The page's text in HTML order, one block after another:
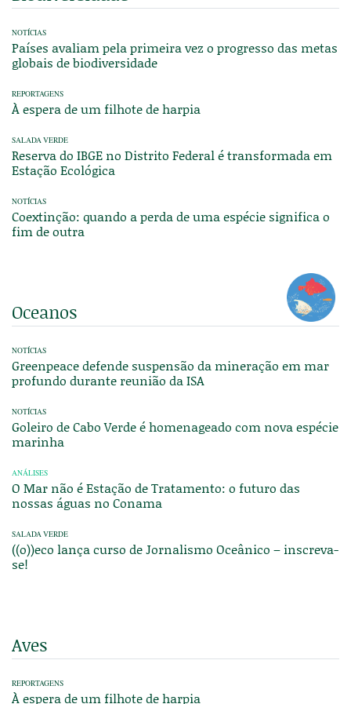
NOTÍCIAS
Países avaliam pela primeira vez o progresso das metas
globais de biodiversidade
REPORTAGENS
À espera de um filhote de harpia
SALADA VERDE
Reserva do IBGE no Distrito Federal é transformada em
Estação Ecológica
NOTÍCIAS
Coextinção: quando a perda de uma espécie significa o
fim de outra
Oceanos
NOTÍCIAS
Greenpeace defende suspensão da mineração em mar
profundo durante reunião da ISA
NOTÍCIAS
Goleiro de Cabo Verde é homenageado com nova espécie
marinha
ANÁLISES
O Mar não é Estação de Tratamento: o futuro das
nossas águas no Conama
SALADA VERDE
((o))eco lança curso de Jornalismo Oceânico – inscreva-
se!
Aves
REPORTAGENS
À espera de um filhote de harpia